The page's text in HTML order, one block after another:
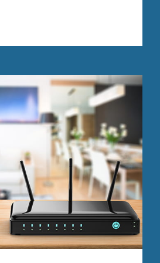
brevets
annuel Stout sur la propriété
marché !
de due
considérations
pour les
relatives aux